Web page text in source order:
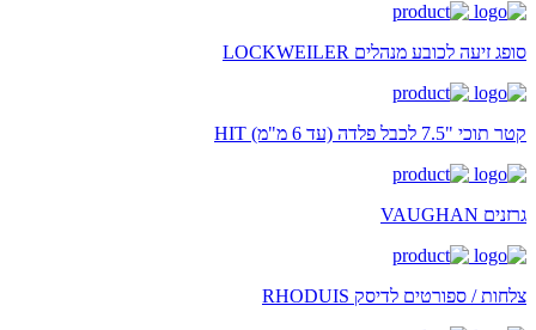
סופג זיעה לכובע מנהלים LOCKWEILER
קטר תוכי "7.5 לכבל פלדה (עד 6 מ"מ) HIT
גרזנים VAUGHAN
צלחות / ספורטים לדיסק RHODUIS